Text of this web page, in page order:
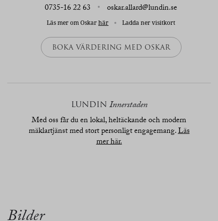
0735-16 22 63
oskar.allard@lundin.se
Läs mer om Oskarhär Ladda ner visitkort
BOKA VÄRDERING MED OSKAR
LUNDIN Innerstaden
Med oss får du en lokal, heltäckande och modern
mäklartjänst med stort personligt engagemang.Läs
mer här.